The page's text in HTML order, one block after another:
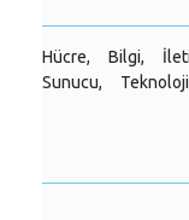
Hücre, Bilgi,
Sunucu,